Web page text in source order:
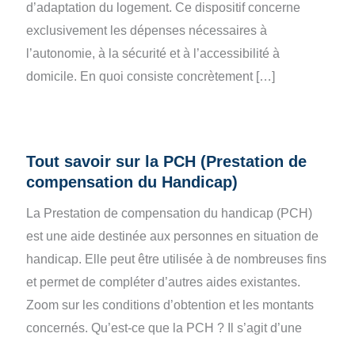
d’adaptation du logement. Ce dispositif concerne
exclusivement les dépenses nécessaires à
l’autonomie, à la sécurité et à l’accessibilité à
domicile. En quoi consiste concrètement […]
Tout savoir sur la PCH (Prestation de
compensation du Handicap)
La Prestation de compensation du handicap (PCH)
est une aide destinée aux personnes en situation de
handicap. Elle peut être utilisée à de nombreuses fins
et permet de compléter d’autres aides existantes.
Zoom sur les conditions d’obtention et les montants
concernés. Qu’est-ce que la PCH ? Il s’agit d’une